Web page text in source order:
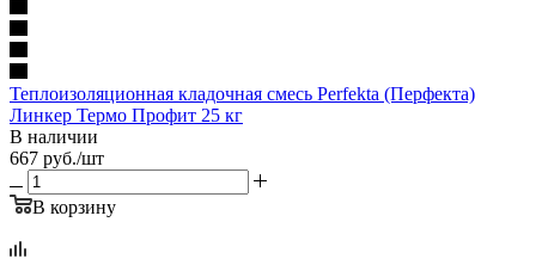
Теплоизоляционная кладочная смесь Perfekta (Перфекта)
Линкер Термо Профит 25 кг
В наличии
667 руб./шт
В корзину